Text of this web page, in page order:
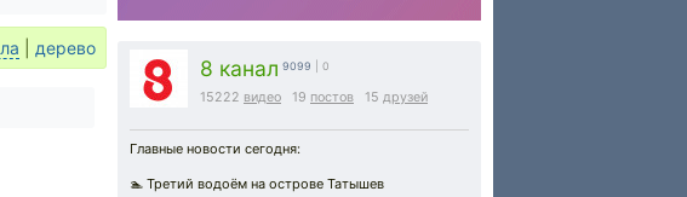
8 канал 9099 | 0
15222 видео 19 постов 15 друзей
Главные новости сегодня:
🏊 Третий водоём на острове Татышев
дерево